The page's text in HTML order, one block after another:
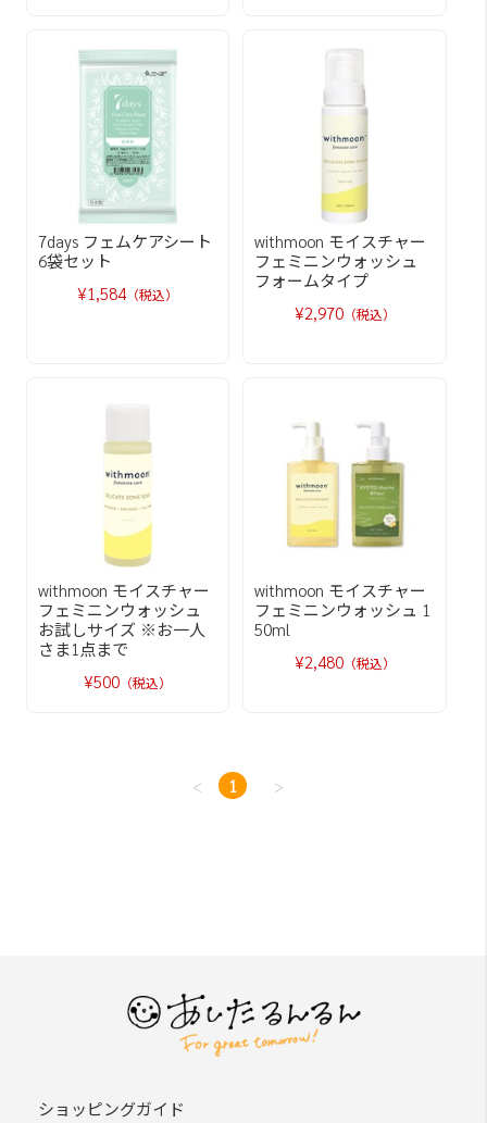
7days フェムケアシート
6袋セット
¥1,584（税込）
withmoon モイスチャー
フェミニンウォッシュ
フォームタイプ
¥2,970（税込）
withmoon モイスチャー
フェミニンウォッシュ
お試しサイズ ※お一人
さま1点まで
¥500 （税込）
withmoon モイスチャー
フェミニンウォッシュ 1
50ml
¥2,480（税込）
< 1 >
ショッピングガイド